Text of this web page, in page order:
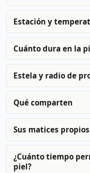
Estación y
Cuánto dura en la
Estela y radio de
Qué comparten
Sus matices propios
¿Cuánto tiempo
piel?